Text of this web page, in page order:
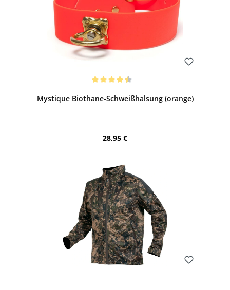
Mystique Biothane-Schweißhalsung (orange)
Regulärer Preis:
28,95 €